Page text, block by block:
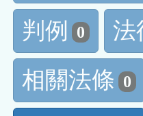
判例
0 法
相關法條 0